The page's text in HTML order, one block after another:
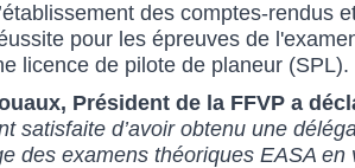
des comptes-rendus
pour les épreuves de
licence de pilote de planeur (SPL).
Président de la FFVP a
satisfaite d’avoir obtenu une
des examens théoriques EASA en